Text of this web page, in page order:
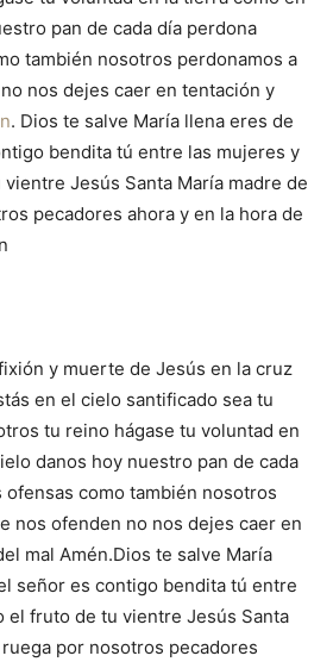
pan de cada día perdona
también nosotros perdonamos a
nos dejes caer en tentación y
. Dios te salve María llena eres de
bendita tú entre las mujeres y
Jesús Santa María madre de
pecadores ahora y en la hora de
y muerte de Jesús en la cruz
en el cielo santificado sea tu
tu reino hágase tu voluntad en
danos hoy nuestro pan de cada
como también nosotros
nos ofenden no nos dejes caer en
mal Amén.Dios te salve María
señor es contigo bendita tú entre
el fruto de tu vientre Jesús Santa
por nosotros pecadores